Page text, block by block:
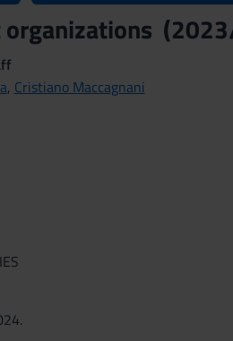
organizations
, Cristiano Maccagnani